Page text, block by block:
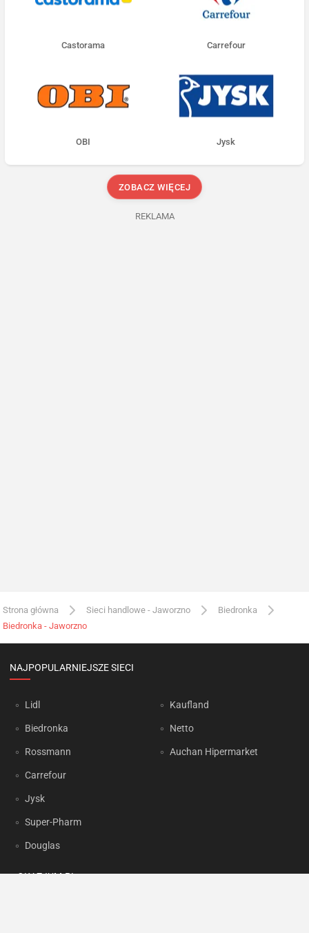
Castorama Carrefour
OBI Jysk
ZOBACZ WIĘCEJ
REKLAMA
Strona główna Sieci handlowe - Jaworzno
Biedronka
Biedronka - Jaworzno
NAJPOPULARNIEJSZE SIECI
Lidl
Biedronka
Rossmann
Carrefour
Jysk
Super-Pharm
Douglas
Kaufland
Netto
Auchan Hipermarket
OKAZJUM.PL